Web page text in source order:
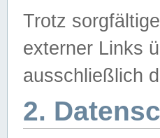
Trotz
externer Links
ausschließlich
2.